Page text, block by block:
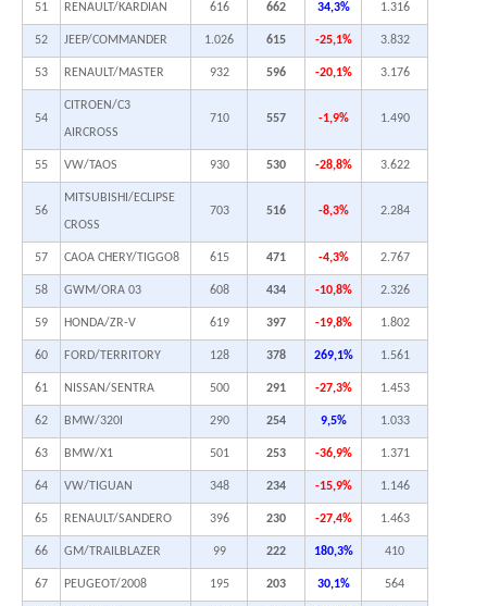
51 RENAULT/KARDIAN 616 662 34,3% 1.316
52 JEEP/COMMANDER 1.026 615 -25,1% 3.832
53 RENAULT/MASTER 932 596 -20,1% 3.176
54
CITROEN/C3
AIRCROSS
710 557 -1,9% 1.490
55 VW/TAOS 930 530 -28,8% 3.622
56
MITSUBISHI/ECLIPSE
CROSS
703 516 -8,3% 2.284
57 CAOA CHERY/TIGGO8 615 471 -4,3% 2.767
58 GWM/ORA 03 608 434 -10,8% 2.326
59 HONDA/ZR-V 619 397 -19,8% 1.802
60 FORD/TERRITORY 128 378 269,1% 1.561
61 NISSAN/SENTRA 500 291 -27,3% 1.453
62 BMW/320I 290 254 9,5% 1.033
63 BMW/X1 501 253 -36,9% 1.371
64 VW/TIGUAN 348 234 -15,9% 1.146
65 RENAULT/SANDERO 396 230 -27,4% 1.463
66 GM/TRAILBLAZER 99 222 180,3% 410
67 PEUGEOT/2008 195 203 30,1% 564